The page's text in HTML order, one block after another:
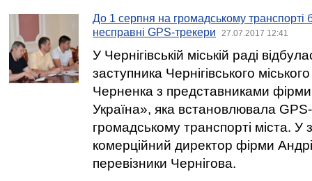
До 1 серпня на громадському транспорті
несправні GPS-трекери
27.07.2017 12:41
У Чернігівській міській раді
заступника Чернігівського
Черненка з представниками
Україна», яка встановлювала
громадському транспорті міста. У
комерційний директор фірми
перевізники Чернігова.